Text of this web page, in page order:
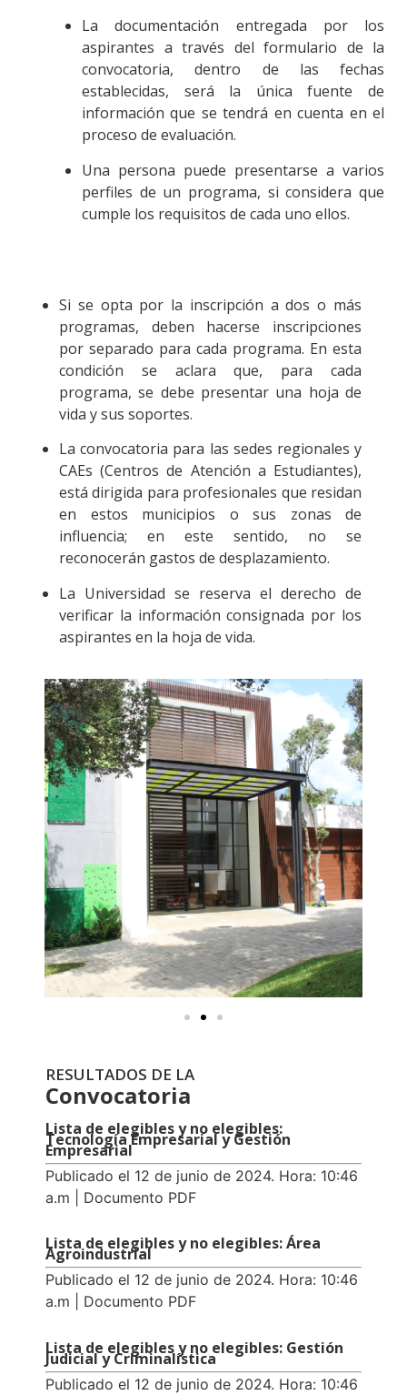
La documentación entregada por los
aspirantes a través del formulario de la
convocatoria, dentro de las fechas
establecidas, será la única fuente de
información que se tendrá en cuenta en el
proceso de evaluación.
Una persona puede presentarse a varios
perfiles de un programa, si considera que
cumple los requisitos de cada uno ellos.
Si se opta por la inscripción a dos o más
programas, deben hacerse inscripciones
por separado para cada programa. En esta
condición se aclara que, para cada
programa, se debe presentar una hoja de
vida y sus soportes.
La convocatoria para las sedes regionales y
CAEs (Centros de Atención a Estudiantes),
está dirigida para profesionales que residan
en estos municipios o sus zonas de
influencia; en este sentido, no se
reconocerán gastos de desplazamiento.
La Universidad se reserva el derecho de
verificar la información consignada por los
aspirantes en la hoja de vida.
RESULTADOS DE LA
Convocatoria
Lista de elegibles y no elegibles:
Tecnología Empresarial y Gestión
Empresarial
Publicado el 12 de junio de 2024. Hora: 10:46
a.m | Documento PDF
Lista de elegibles y no elegibles: Área
Agroindustrial
Publicado el 12 de junio de 2024. Hora: 10:46
a.m | Documento PDF
Lista de elegibles y no elegibles: Gestión
Judicial y Criminalística
Publicado el 12 de junio de 2024. Hora: 10:46